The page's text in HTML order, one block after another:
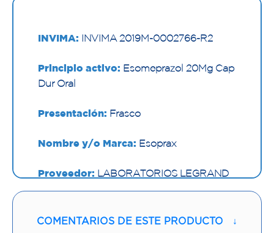
INVIMA: INVIMA 2019M-0002766-R2
Principio activo: Esomeprazol 20Mg Cap
Dur Oral
Presentación: Frasco
Nombre y/o Marca: Esoprax
Proveedor: LABORATORIOS LEGRAND
S.A.
Vía de administración:ORAL
COMENTARIOS DE ESTE PRODUCTO ↓